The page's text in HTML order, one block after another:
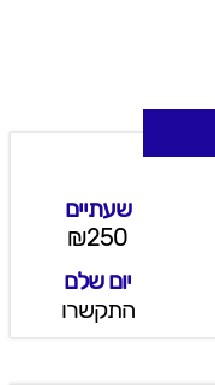
שעתיים
₪250
יום שלם
התקשרו